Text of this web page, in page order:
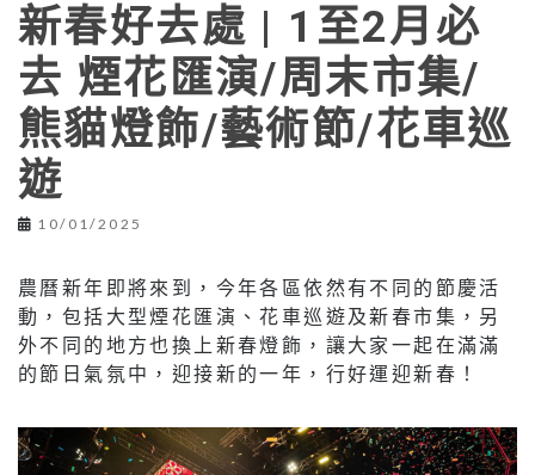
新春好去處 | 1至2月必
去 煙花匯演/周末市集/
熊貓燈飾/藝術節/花車巡
遊
10/01/2025
農曆新年即將來到，今年各區依然有不同的節慶活
動，包括大型煙花匯演、花車巡遊及新春市集，另
外不同的地方也換上新春燈飾，讓大家一起在滿滿
的節日氣氛中，迎接新的一年，行好運迎新春！